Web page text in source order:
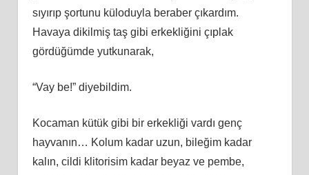
sıyırıp şortunu küloduyla beraber çıkardım.
Havaya dikilmiş taş gibi erkekliğini çıplak
gördüğümde yutkunarak,
“Vay be!” diyebildim.
Kocaman kütük gibi bir erkekliği vardı genç
hayvanın… Kolum kadar uzun, bileğim kadar
kalın, cildi klitorisim kadar beyaz ve pembe,